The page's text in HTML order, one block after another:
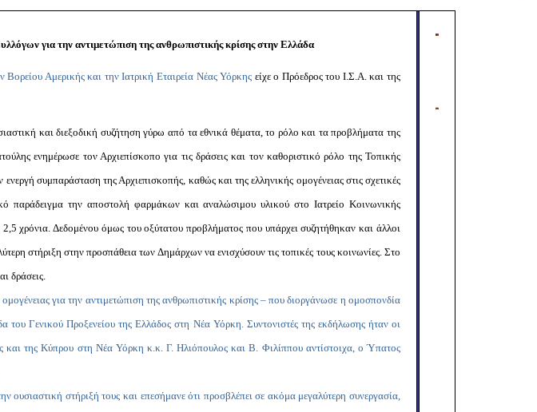
για την αντιμετώπιση της ανθρωπιστικής κρίσης στην Ελλάδα
Αμερικής και την Ιατρική Εταιρεία Νέας Υόρκης είχε ο Πρόεδρος του Ι.Σ.Α. και της
και διεξοδική συζήτηση γύρω από τα εθνικά θέματα, το ρόλο και τα προβλήματα της
ενημέρωσε τον Αρχιεπίσκοπο για τις δράσεις και τον καθοριστικό ρόλο της Τοπικής
συμπαράσταση της Αρχιεπισκοπής, καθώς και της ελληνικής ομογένειας στις σχετικές
παράδειγμα την αποστολή φαρμάκων και αναλώσιμου υλικού στο Ιατρείο Κοινωνικής
χρόνια. Δεδομένου όμως του οξύτατου προβλήματος που υπάρχει συζητήθηκαν και άλλοι
στήριξη στην προσπάθεια των Δημάρχων να ενισχύσουν τις τοπικές τους κοινωνίες. Στο
δράσεις.
για την αντιμετώπιση της ανθρωπιστικής κρίσης – που διοργάνωσε η ομοσπονδία
Γενικού Προξενείου της Ελλάδος στη Νέα Υόρκη. Συντονιστές της εκδήλωσης ήταν οι
και της Κύπρου στη Νέα Υόρκη κ.κ. Γ. Ηλιόπουλος και Β. Φιλίππου αντίστοιχα, ο Ύπατος
ουσιαστική στήριξή τους και επεσήμανε ότι προσβλέπει σε ακόμα μεγαλύτερη συνεργασία,